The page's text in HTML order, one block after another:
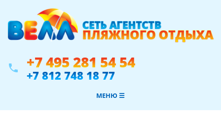
phone +7 495 281 54 54
+7 812 748 18 77
МЕНЮ ☰